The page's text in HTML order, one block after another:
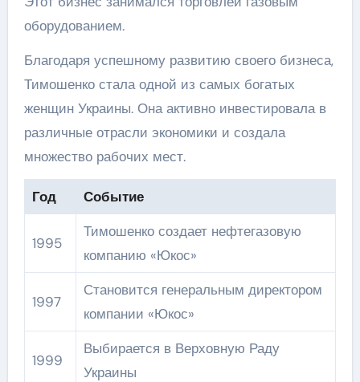
оборудованием.
Благодаря успешному развитию своего бизнеса,
Тимошенко стала одной из самых богатых
женщин Украины. Она активно инвестировала в
различные отрасли экономики и создала
множество рабочих мест.
Год Событие
1995
Тимошенко создает нефтегазовую
компанию «Юкос»
1997
Становится генеральным директором
компании «Юкос»
1999
Выбирается в Верховную Раду
Украины